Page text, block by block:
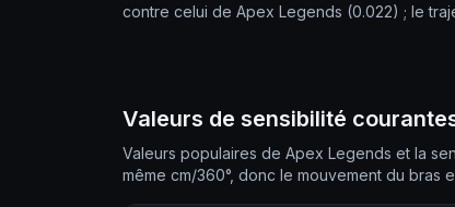
contre celui de Apex Legends (0.022) ; le
Valeurs de sensibilité
Valeurs populaires de Apex Legends et la
même cm/360°, donc le mouvement du bras